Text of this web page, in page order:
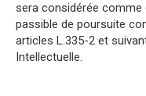
sera considérée
passible de poursuite
articles L.335-2 et
Intellectuelle.